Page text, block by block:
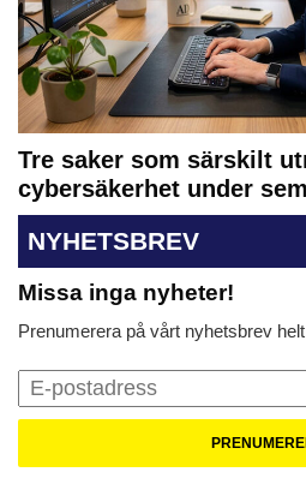
Tre saker som särskilt
cybersäkerhet under
NYHETSBREV
Missa inga nyheter!
Prenumerera på vårt nyhetsbrev